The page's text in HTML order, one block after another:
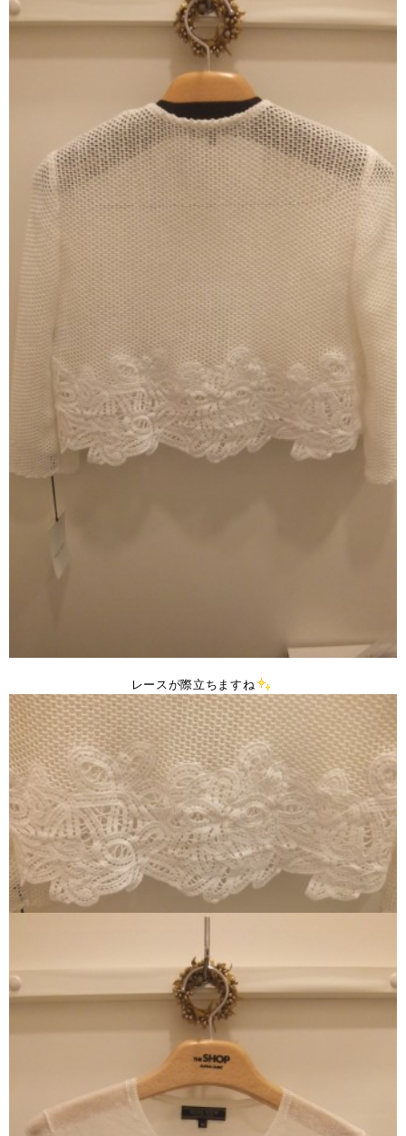
レースが際立ちますね